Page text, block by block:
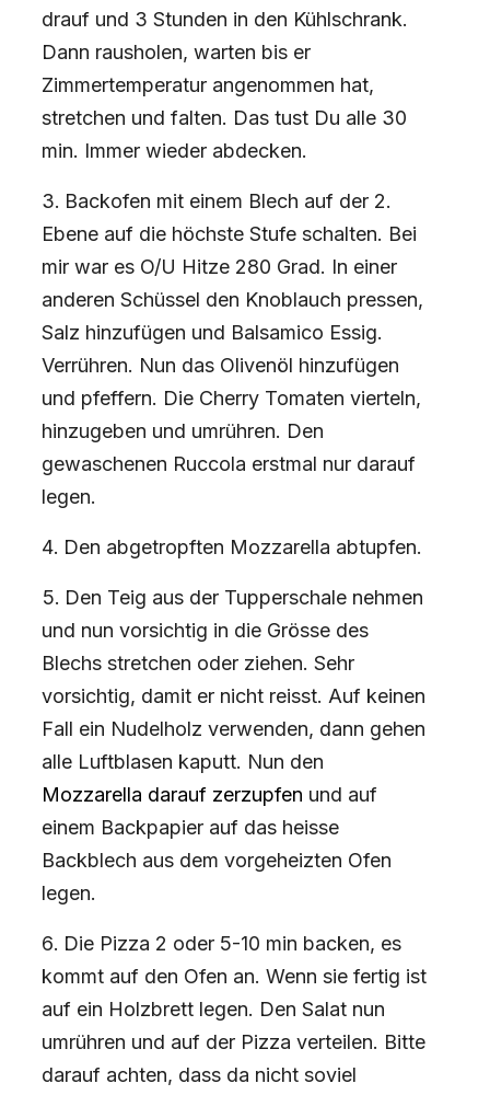
drauf und 3 Stunden in den Kühlschrank.
Dann rausholen, warten bis er
Zimmertemperatur angenommen hat,
stretchen und falten. Das tust Du alle 30
min. Immer wieder abdecken.
Backofen mit einem Blech auf der 2.
Ebene auf die höchste Stufe schalten. Bei
mir war es O/U Hitze 280 Grad. In einer
anderen Schüssel den Knoblauch pressen,
Salz hinzufügen und Balsamico Essig.
Verrühren. Nun das Olivenöl hinzufügen
und pfeffern. Die Cherry Tomaten vierteln,
hinzugeben und umrühren. Den
gewaschenen Ruccola erstmal nur darauf
legen.
Den abgetropften Mozzarella abtupfen.
Den Teig aus der Tupperschale nehmen
und nun vorsichtig in die Grösse des
Blechs stretchen oder ziehen. Sehr
vorsichtig, damit er nicht reisst. Auf keinen
Fall ein Nudelholz verwenden, dann gehen
alle Luftblasen kaputt. Nun den
Mozzarella darauf zerzupfen und auf
einem Backpapier auf das heisse
Backblech aus dem vorgeheizten Ofen
legen.
Die Pizza 2 oder 5-10 min backen, es
kommt auf den Ofen an. Wenn sie fertig ist
auf ein Holzbrett legen. Den Salat nun
umrühren und auf der Pizza verteilen. Bitte
darauf achten, dass da nicht soviel